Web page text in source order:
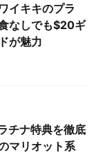
イキキのプラ
なしでも$20ギ
が魅力
チナ特典を徹底
マリオット系